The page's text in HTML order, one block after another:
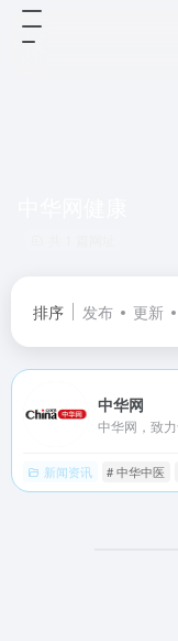
排序 发布 更新
中华网
新闻资讯 # 中华中医